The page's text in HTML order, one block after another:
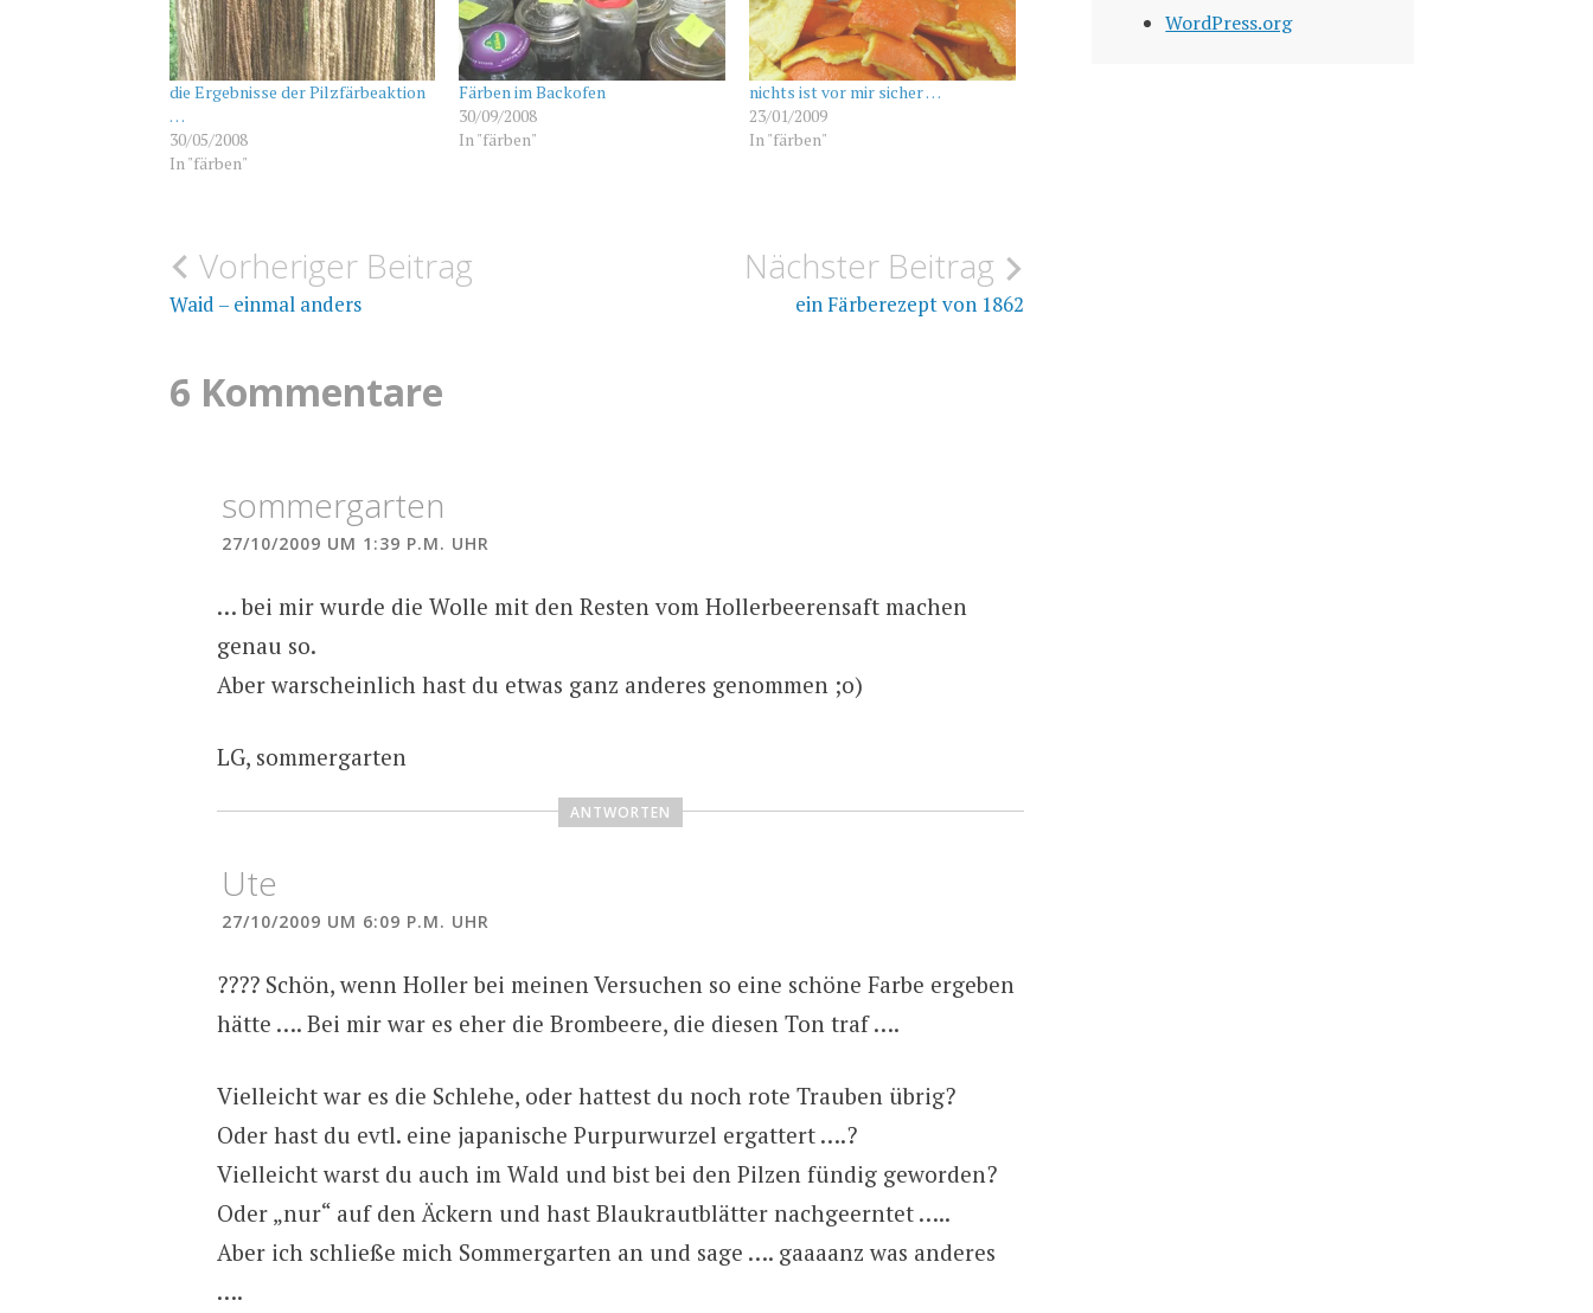
die Ergebnisse der Pilzfärbeaktion
…
30/05/2008
In "färben"
Färben im Backofen
30/09/2008
In "färben"
nichts ist vor mir sicher …
23/01/2009
In "färben"
FÄRBEN
FÄRBEPFLANZEN
Beitragsnavigation
Vorheriger Beitrag
Waid – einmal anders
Nächster Beitrag
ein Färberezept von 1862
6 Kommentare
sommergarten
27/10/2009 UM 1:39 P.M. UHR
… bei mir wurde die Wolle mit den Resten vom Hollerbeerensaft machen
genau so.
Aber warscheinlich hast du etwas ganz anderes genommen ;o)
LG, sommergarten
ANTWORTEN
Ute
27/10/2009 UM 6:09 P.M. UHR
???? Schön, wenn Holler bei meinen Versuchen so eine schöne Farbe ergeben
hätte …. Bei mir war es eher die Brombeere, die diesen Ton traf ….
Vielleicht war es die Schlehe, oder hattest du noch rote Trauben übrig?
Oder hast du evtl. eine japanische Purpurwurzel ergattert ….?
Vielleicht warst du auch im Wald und bist bei den Pilzen fündig geworden?
Oder „nur“ auf den Äckern und hast Blaukrautblätter nachgeerntet …..
Aber ich schließe mich Sommergarten an und sage …. gaaaanz was anderes
….
WordPress.org